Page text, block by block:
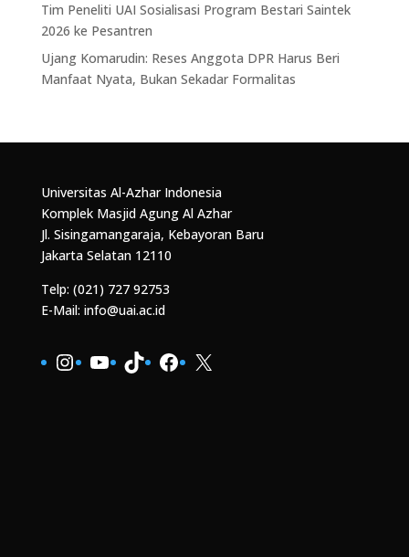
Tim Peneliti UAI Sosialisasi Program Bestari Saintek
2026 ke Pesantren
Ujang Komarudin: Reses Anggota DPR Harus Beri
Manfaat Nyata, Bukan Sekadar Formalitas
Universitas Al-Azhar Indonesia
Komplek Masjid Agung Al Azhar
Jl. Sisingamangaraja, Kebayoran Baru
Jakarta Selatan 12110
Telp: (021) 727 92753
E-Mail: info@uai.ac.id
Instagram
YouTube
TikTokFacebook
X